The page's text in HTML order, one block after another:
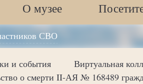
О музее
СВО
и события Виртуальная
о смерти II-АЯ № 168489